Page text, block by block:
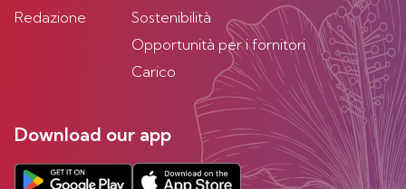
Redazione
Sostenibilità
Opportunità per i fornitori
Carico
Download our app